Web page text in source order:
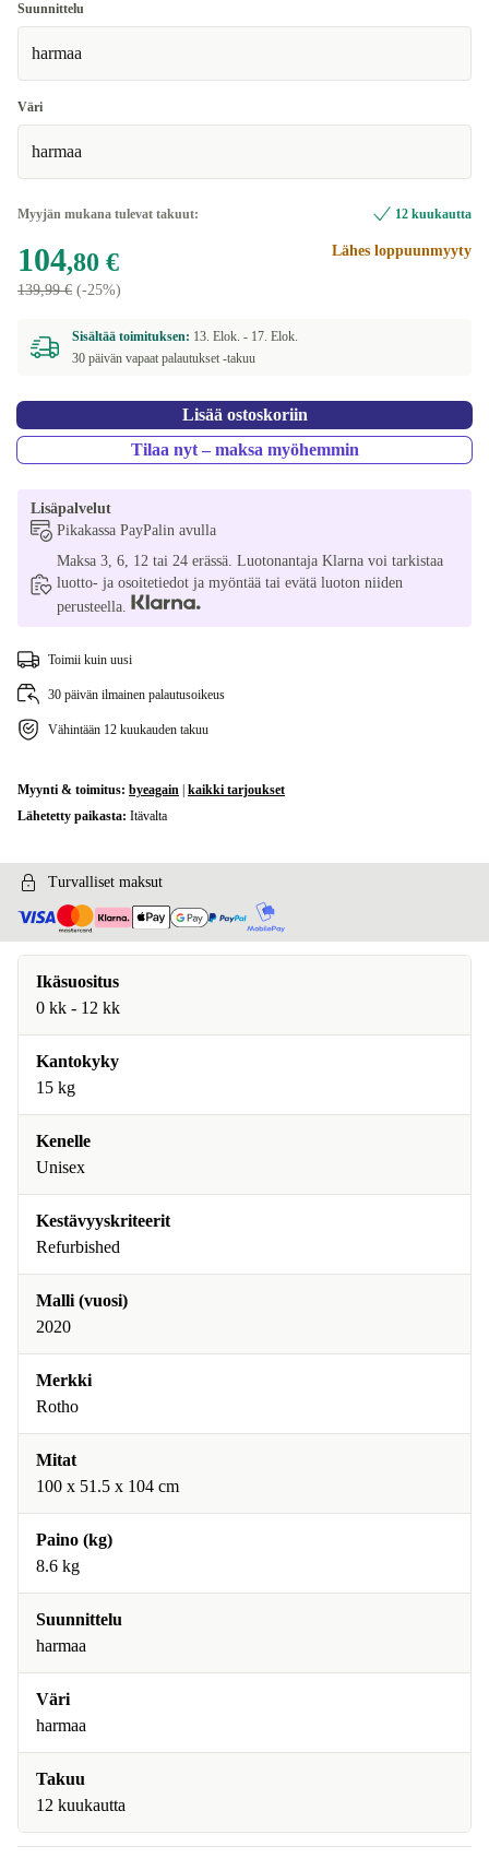
Suunnittelu
harmaa
Väri
harmaa
Myyjän mukana tulevat takuut: 12 kuukautta
104,80 €
139,99 € (-25%)
Lähes loppuunmyyty
Sisältää toimituksen: 13. Elok. - 17. Elok.
30 päivän vapaat palautukset -takuu
Lisää ostoskoriin
Tilaa nyt – maksa myöhemmin
Lisäpalvelut
Pikakassa PayPalin avulla
Maksa 3, 6, 12 tai 24 erässä. Luotonantaja Klarna voi tarkistaa
luotto- ja osoitetiedot ja myöntää tai evätä luoton niiden
perusteella.
Toimii kuin uusi
30 päivän ilmainen palautusoikeus
Vähintään 12 kuukauden takuu
Myynti & toimitus: byeagain kaikki tarjoukset
Lähetetty paikasta: Itävalta
Turvalliset maksut
Ikäsuositus
0 kk - 12 kk
Kantokyky
15 kg
Kenelle
Unisex
Kestävyyskriteerit
Refurbished
Malli (vuosi)
2020
Merkki
Rotho
Mitat
100 x 51.5 x 104 cm
Paino (kg)
8.6 kg
Suunnittelu
harmaa
Väri
harmaa
Takuu
12 kuukautta